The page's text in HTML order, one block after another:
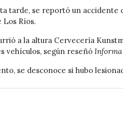
tarde, se reportó un
Los Ríos.
a la altura Cervecería
vehículos, según reseñó
se desconoce si hubo